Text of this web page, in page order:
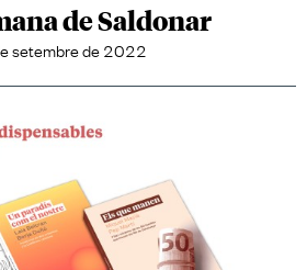
de Saldonar
setembre de 2022